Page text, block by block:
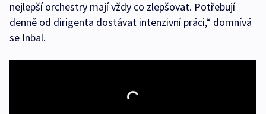
nejlepší orchestry mají vždy co zlepšovat. Potřebují
denně od dirigenta dostávat intenzivní práci,“ domnívá
se Inbal.